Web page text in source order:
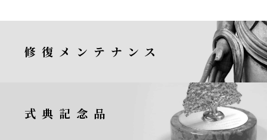
修復メンテナンス
式典記念品